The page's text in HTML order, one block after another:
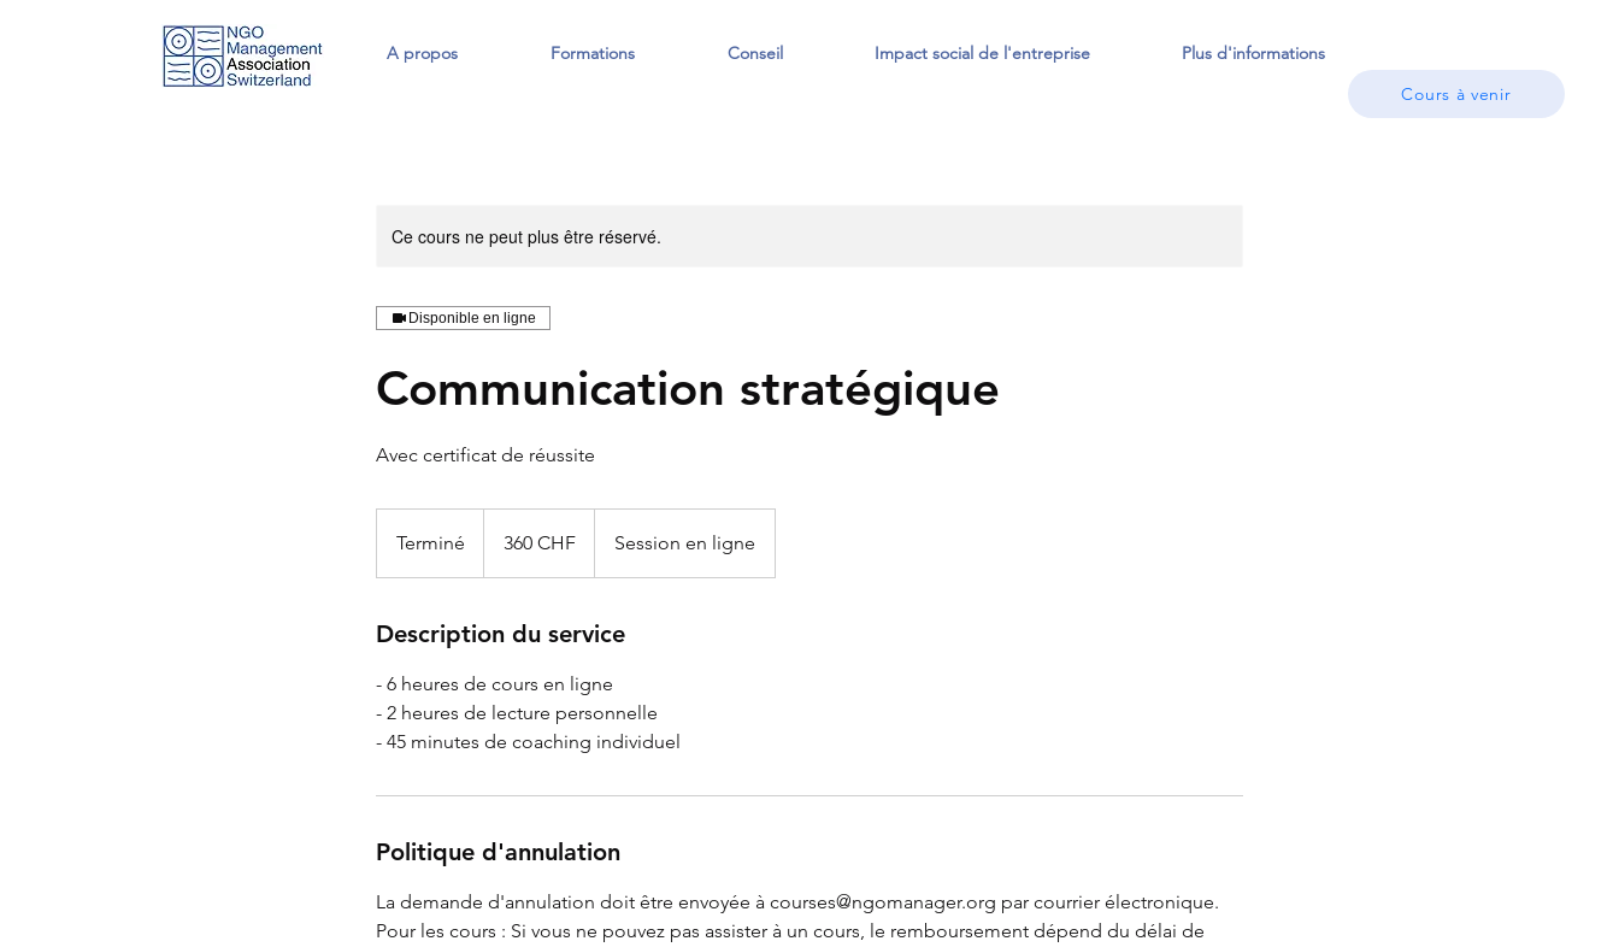
Cours à venir
A propos Formations Conseil Impact social de l'entreprise Plus d'informations
Ce cours ne peut plus être réservé.
Disponible en ligne
Communication stratégique
Avec certificat de réussite
Terminé
i
d
c
o
n
r
t
suisses
360 CHF Session en ligne
Description du service
- 6 heures de cours en ligne
- 2 heures de lecture personnelle
- 45 minutes de coaching individuel
Politique d'annulation
La demande d'annulation doit être envoyée à courses@ngomanager.org par courrier électronique.
Pour les cours : Si vous ne pouvez pas assister à un cours, le remboursement dépend du délai de